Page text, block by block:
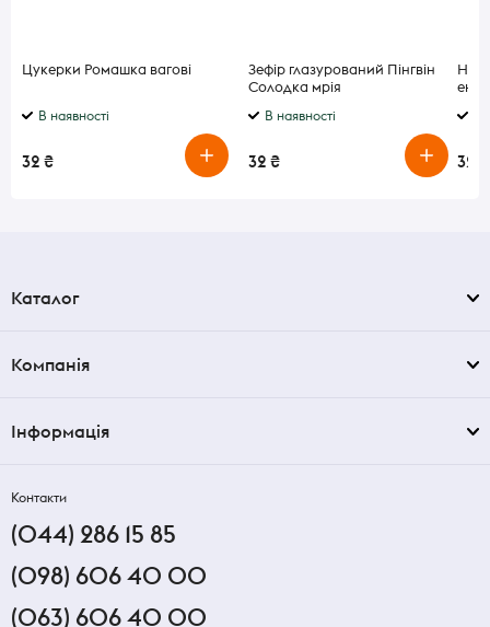
Цукерки Ромашка вагові
В наявності
32 ₴
Зефір глазурований Пінгвін
Солодка мрія
В наявності
32 ₴ 32 ₴
Каталог
Компанія
Інформація
Контакти
(044) 286 15 85
(098) 606 40 00
(063) 606 40 00